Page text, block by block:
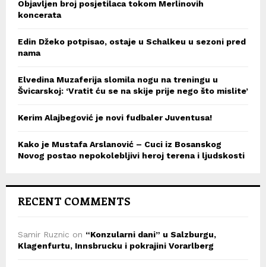
Objavljen broj posjetilaca tokom Merlinovih
koncerata
Edin Džeko potpisao, ostaje u Schalkeu u sezoni pred
nama
Elvedina Muzaferija slomila nogu na treningu u
Švicarskoj: ‘Vratit ću se na skije prije nego što mislite’
Kerim Alajbegović je novi fudbaler Juventusa!
Kako je Mustafa Arslanović – Cuci iz Bosanskog
Novog postao nepokolebljivi heroj terena i ljudskosti
RECENT COMMENTS
Samir Ruznic on “Konzularni dani” u Salzburgu,
Klagenfurtu, Innsbrucku i pokrajini Vorarlberg